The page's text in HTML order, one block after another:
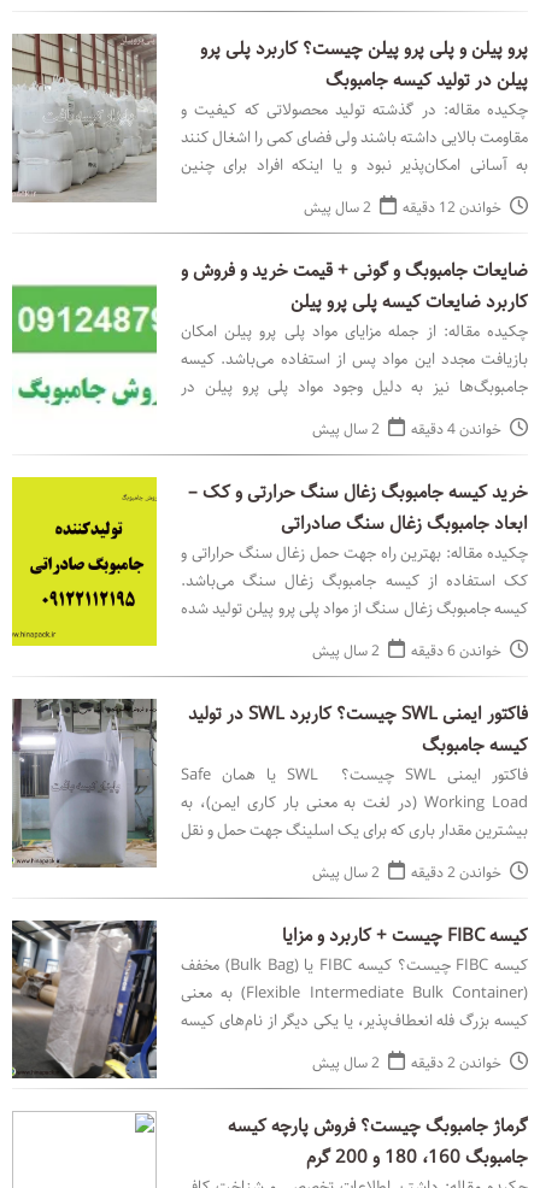
پرو پیلن و پلی پرو پیلن چیست؟ کاربرد پلی پرو
پیلن در تولید کیسه جامبوبگ
چکیده مقاله: در گذشته تولید محصولاتی که کیفیت و
مقاومت بالایی داشته باشند ولی فضای کمی را اشغال کنند
به آسانی امکان‌پذیر نبود و یا اینکه افراد برای چنین
محصولاتی باید هزینه بسیاری را متحمل می‌شدند. زم
خواندن 12 دقیقه 2 سال پیش
ضایعات جامبوبگ و گونی + قیمت خرید و فروش و
کاربرد ضایعات کیسه پلی پرو پیلن
چکیده مقاله: از جمله مزایای مواد پلی پرو پیلن امکان
بازیافت مجدد این مواد پس از استفاده می‌باشد. کیسه
جامبوبگ‌ها نیز به دلیل وجود مواد پلی پرو پیلن در
ساختارشان این امکان را دارند که بازیافت شده و مجد
خواندن 4 دقیقه 2 سال پیش
خرید کیسه جامبوبگ زغال سنگ حرارتی و کک –
ابعاد جامبوبگ زغال سنگ صادراتی
چکیده مقاله: بهترین راه جهت حمل زغال سنگ حراراتی و
کک استفاده از کیسه جامبوبگ زغال سنگ می‌باشد.
کیسه جامبوبگ زغال سنگ از مواد پلی پرو پیلن تولید شده
و در عین حال که وزن سبکی دارد و نیاز به فضای زیادی
خواندن 6 دقیقه 2 سال پیش
فاکتور ایمنی SWL چیست؟ کاربرد SWL در تولید
کیسه جامبوبگ
فاکتور ایمنی SWL چیست؟ SWL یا همان Safe
Working Load (در لغت به معنی بار کاری ایمن)، به
بیشترین مقدار باری که برای یک اسلینگ جهت حمل و نقل
و معلق نگه داشتن اطلاق شده است می‌گویند. از این
اصطلاح (SW
خواندن 2 دقیقه 2 سال پیش
کیسه FIBC چیست + کاربرد و مزایا
کیسه FIBC چیست؟ کیسه FIBC یا (Bulk Bag) مخفف
(Flexible Intermediate Bulk Container) به معنی
کیسه بزرگ فله انعطاف‌پذیر، یا یکی دیگر از نام‌های کیسه
جامبوبگ می‌باشد. این نوع کیسه‌ها از مواد پلی‌پروپیل
خواندن 2 دقیقه 2 سال پیش
گرماژ جامبوبگ چیست؟ فروش پارچه کیسه
جامبوبگ 160، 180 و 200 گرم